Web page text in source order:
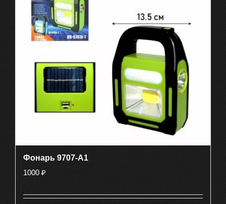
Фонарь 9707-А1
1000 ₽